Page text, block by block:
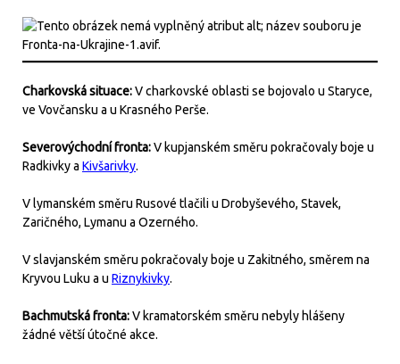
Charkovská situace:V charkovské oblasti se bojovalo u Staryce,
ve Vovčansku a u Krasného Perše.
Severovýchodní fronta:V kupjanském směru pokračovaly boje u
Radkivky a Kivšarivky.
V lymanském směru Rusové tlačili u Drobyševého, Stavek,
Zaričného, Lymanu a Ozerného.
V slavjanském směru pokračovaly boje u Zakitného, směrem na
Kryvou Luku a u Riznykivky.
Bachmutská fronta:V kramatorském směru nebyly hlášeny
žádné větší útočné akce.